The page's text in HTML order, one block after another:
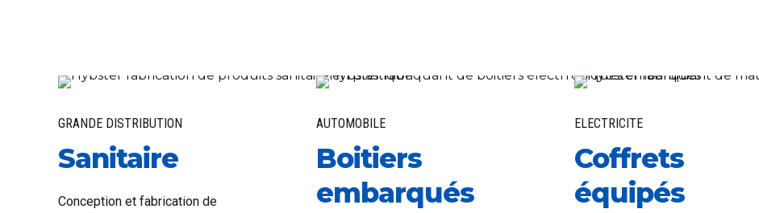
GRANDE DISTRIBUTION
Sanitaire
Conception et fabrication de
AUTOMOBILE
Boitiers
embarqués
ELECTRICITE
Coffrets
équipés